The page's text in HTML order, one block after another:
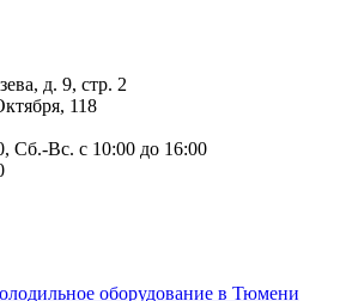
д. 9, стр. 2
118
Сб.-Вс. с 10:00 до 16:00